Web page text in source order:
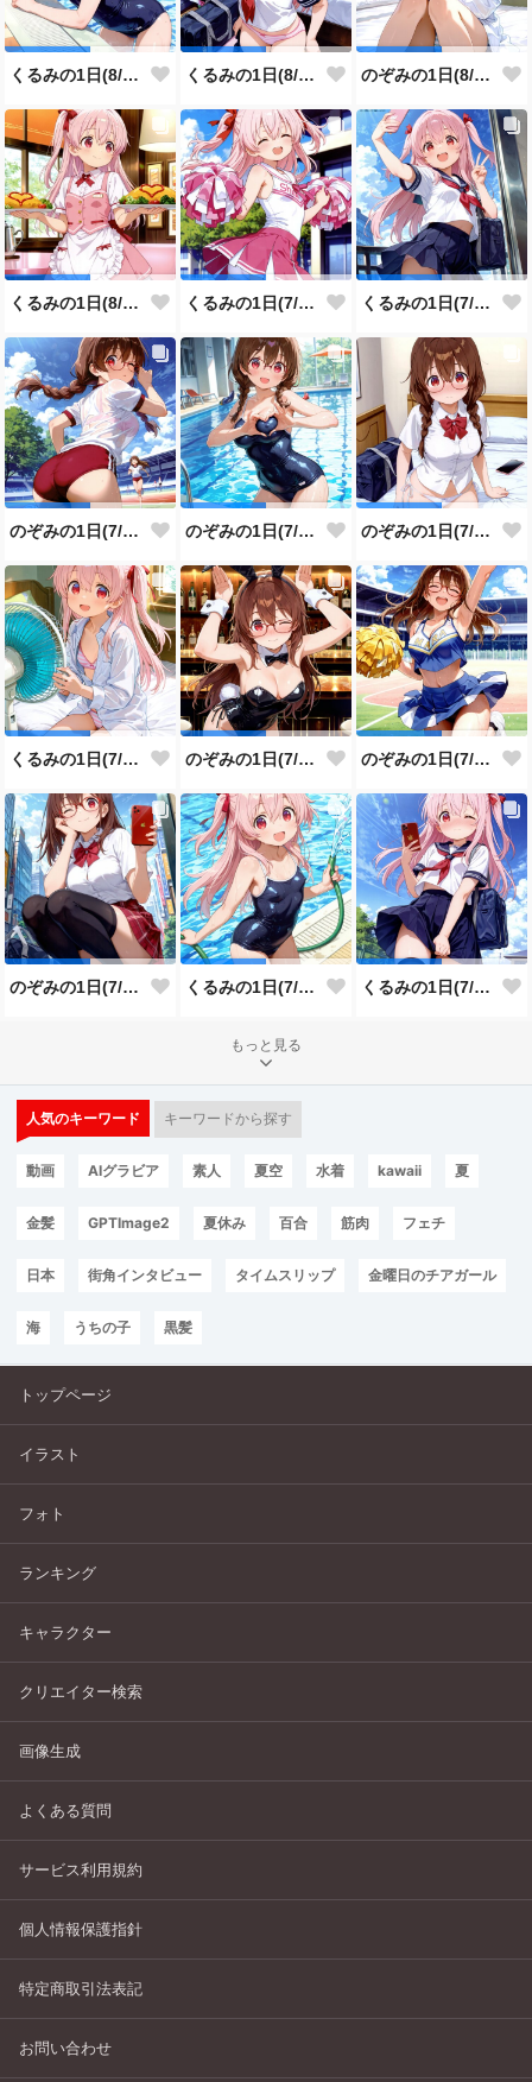
くるみの1日(8/4投稿分) くるみの1日(8/3投稿分) のぞみの1日(8/2投稿分)
くるみの1日(8/1投稿分) くるみの1日(7/31投稿分) くるみの1日(7/30投稿分)
のぞみの1日(7/29投稿分) のぞみの1日(7/28投稿分) のぞみの1日(7/27投稿分)
くるみの1日(7/26投稿分) のぞみの1日(7/25投稿分) のぞみの1日(7/24投稿分)
のぞみの1日(7/23投稿分) くるみの1日(7/22投稿分) くるみの1日(7/21投稿分)
もっと見る
人気のキーワード キーワードから探す
動画 AIグラビア 素人 夏空 水着 kawaii 夏
金髪 GPTImage2 夏休み 百合 筋肉 フェチ
日本 街角インタビュー タイムスリップ 金曜日のチアガール
海 うちの子 黒髪
トップページ
イラスト
フォト
ランキング
キャラクター
クリエイター検索
画像生成
よくある質問
サービス利用規約
個人情報保護指針
特定商取引法表記
お問い合わせ